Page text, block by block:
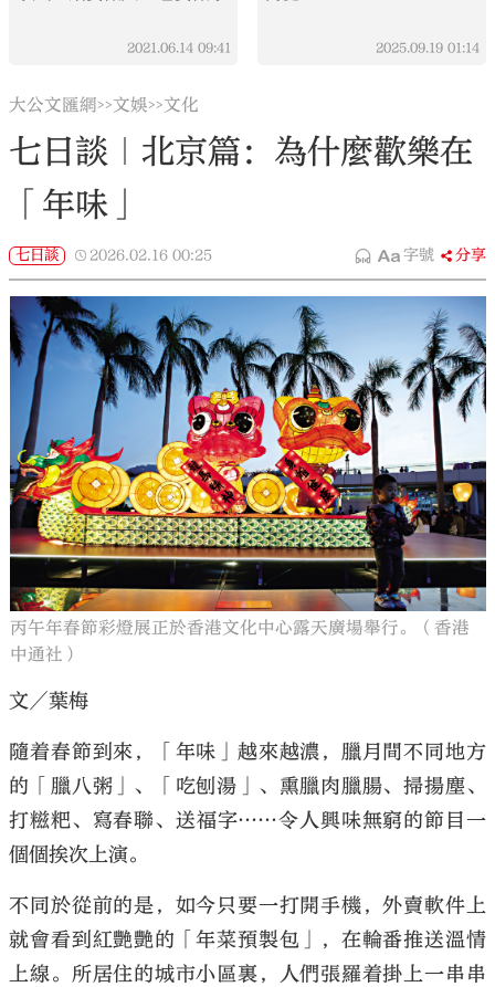
2021.06.14 09:41 2025.09.19 01:14
大公文匯網>>文娛>>文化
七日談｜北京篇：為什麼歡樂在
「年味」
七日談 2026.02.16 00:25 字號 分享
丙午年春節彩燈展正於香港文化中心露天廣場舉行。（香港
中通社）
文／葉梅
隨着春節到來，「年味」越來越濃，臘月間不同地方
的「臘八粥」、「吃刨湯」、熏臘肉臘腸、掃揚塵、
打糍粑、寫春聯、送福字……令人興味無窮的節目一
個個挨次上演。
不同於從前的是，如今只要一打開手機，外賣軟件上
就會看到紅艷艷的「年菜預製包」，在輪番推送溫情
上線。所居住的城市小區裏，人們張羅着掛上一串串